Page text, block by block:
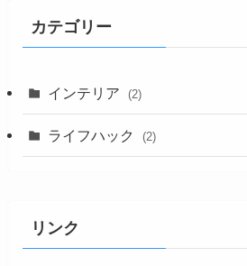
カテゴリー
インテリア (2)
ライフハック (2)
リンク